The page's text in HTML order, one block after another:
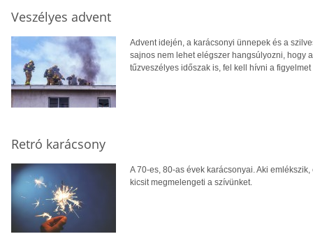
Veszélyes advent
Advent idején, a karácsonyi ünnepek és a
sajnos nem lehet elégszer hangsúlyozni, hogy
tűzveszélyes időszak is, fel kell hívni a
Retró karácsony
A 70-es, 80-as évek karácsonyai. Aki
kicsit megmelengeti a szívünket.